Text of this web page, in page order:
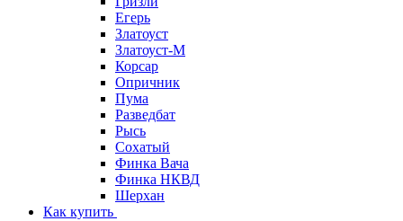
Егерь
Златоуст
Златоуст-М
Корсар
Опричник
Пума
Разведбат
Рысь
Сохатый
Финка Вача
Финка НКВД
Шерхан
Как купить